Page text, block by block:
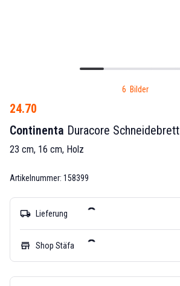
6 Bilder
24.70
Continenta Duracore Schneidebrett
23 cm, 16 cm, Holz
Artikelnummer: 158399
local_shipping Lieferung
store Shop Stäfa